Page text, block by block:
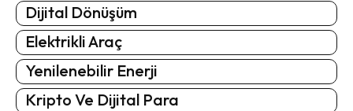
Dijital Dönüşüm
Elektrikli Araç
Yenilenebilir Enerji
Kripto Ve Dijital Para